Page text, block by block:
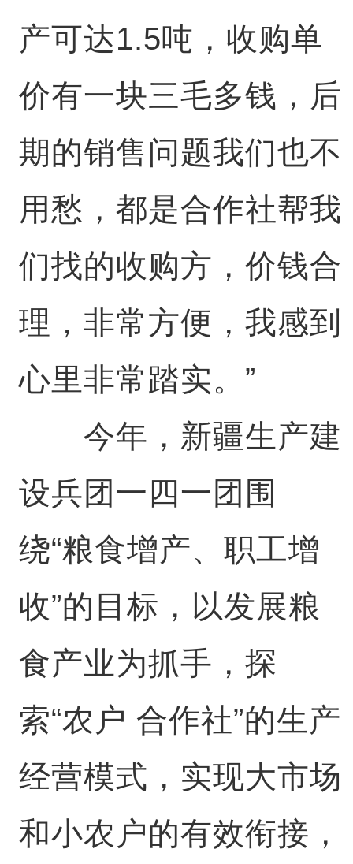
产可达1.5吨，收购单
价有一块三毛多钱，后
期的销售问题我们也不
用愁，都是合作社帮我
们找的收购方，价钱合
理，非常方便，我感到
心里非常踏实。”
今年，新疆生产建
设兵团一四一团围
绕“粮食增产、职工增
收”的目标，以发展粮
食产业为抓手，探
索“农户 合作社”的生产
经营模式，实现大市场
和小农户的有效衔接，